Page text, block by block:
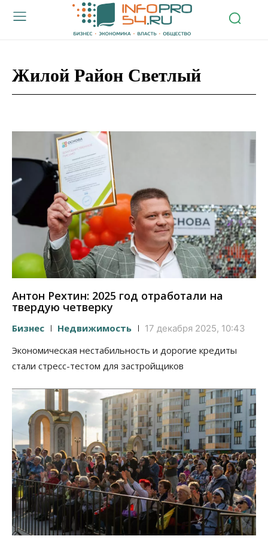
Жилой Район Светлый
Антон Рехтин: 2025 год отработали на
твердую четверку
Бизнес Недвижимость 17 декабря 2025, 10:43
Экономическая нестабильность и дорогие кредиты
стали стресс-тестом для застройщиков